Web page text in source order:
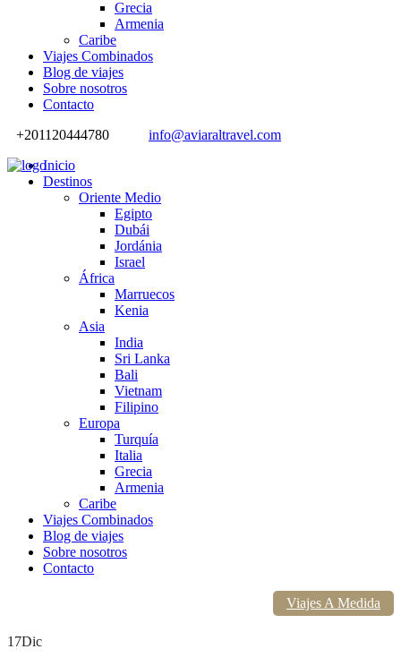
Grecia
Armenia
Caribe
Viajes Combinados
Blog de viajes
Sobre nosotros
Contacto
+201120444780
info@aviaraltravel.com
Inicio
Destinos
Oriente Medio
Egipto
Dubái
Jordánia
Israel
África
Marruecos
Kenia
Asia
India
Sri Lanka
Bali
Vietnam
Filipino
Europa
Turquía
Italia
Grecia
Armenia
Caribe
Viajes Combinados
Blog de viajes
Sobre nosotros
Contacto
Viajes A Medida
17Dic